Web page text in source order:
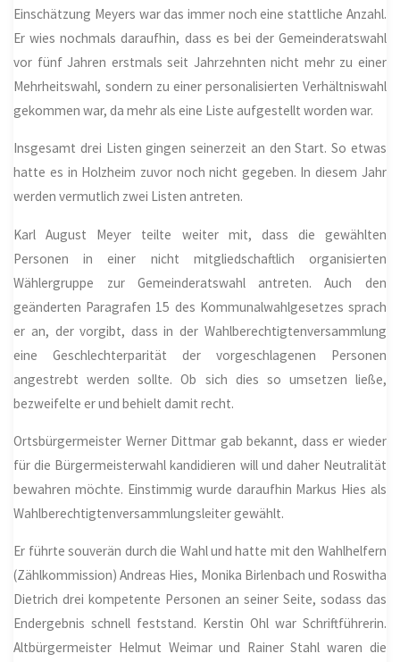
Einschätzung Meyers war das immer noch eine stattliche Anzahl.
Er wies nochmals daraufhin, dass es bei der Gemeinderatswahl
vor fünf Jahren erstmals seit Jahrzehnten nicht mehr zu einer
Mehrheitswahl, sondern zu einer personalisierten Verhältniswahl
gekommen war, da mehr als eine Liste aufgestellt worden war.
Insgesamt drei Listen gingen seinerzeit an den Start. So etwas
hatte es in Holzheim zuvor noch nicht gegeben. In diesem Jahr
werden vermutlich zwei Listen antreten.
Karl August Meyer teilte weiter mit, dass die gewählten
Personen in einer nicht mitgliedschaftlich organisierten
Wählergruppe zur Gemeinderatswahl antreten. Auch den
geänderten Paragrafen 15 des Kommunalwahlgesetzes sprach
er an, der vorgibt, dass in der Wahlberechtigtenversammlung
eine Geschlechterparität der vorgeschlagenen Personen
angestrebt werden sollte. Ob sich dies so umsetzen ließe,
bezweifelte er und behielt damit recht.
Ortsbürgermeister Werner Dittmar gab bekannt, dass er wieder
für die Bürgermeisterwahl kandidieren will und daher Neutralität
bewahren möchte. Einstimmig wurde daraufhin Markus Hies als
Wahlberechtigtenversammlungsleiter gewählt.
Er führte souverän durch die Wahl und hatte mit den Wahlhelfern
(Zählkommission) Andreas Hies, Monika Birlenbach und Roswitha
Dietrich drei kompetente Personen an seiner Seite, sodass das
Endergebnis schnell feststand. Kerstin Ohl war Schriftführerin.
Altbürgermeister Helmut Weimar und Rainer Stahl waren die